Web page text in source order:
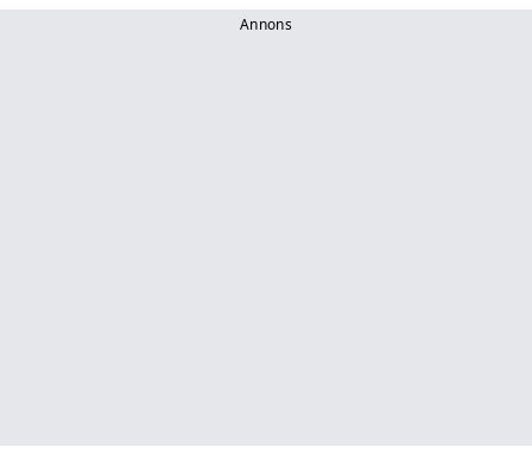
Annons